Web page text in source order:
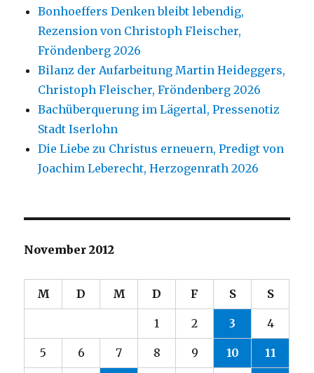
Bonhoeffers Denken bleibt lebendig,
Rezension von Christoph Fleischer,
Fröndenberg 2026
Bilanz der Aufarbeitung Martin Heideggers,
Christoph Fleischer, Fröndenberg 2026
Bachüberquerung im Lägertal, Pressenotiz
Stadt Iserlohn
Die Liebe zu Christus erneuern, Predigt von
Joachim Leberecht, Herzogenrath 2026
November 2012
M D M D F S S
1 2 3 4
5 6 7 8 9 10 11